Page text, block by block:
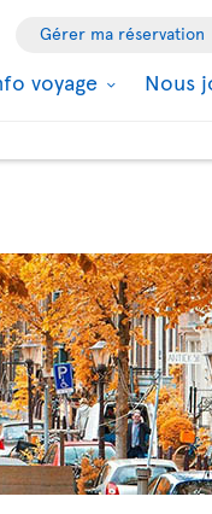
Gérer ma réservation
voyage Nous